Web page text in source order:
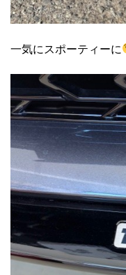
一気にスポーティーに